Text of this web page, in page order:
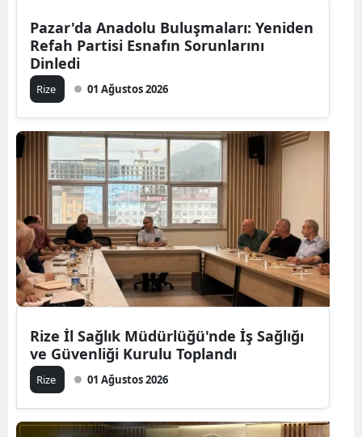
Pazar'da Anadolu Buluşmaları: Yeniden
Refah Partisi Esnafın Sorunlarını
Dinledi
Rize 01 Ağustos 2026
Rize İl Sağlık Müdürlüğü'nde İş Sağlığı
ve Güvenliği Kurulu Toplandı
Rize 01 Ağustos 2026